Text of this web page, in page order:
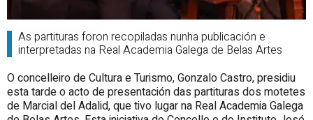
As partituras foron recopiladas nunha publicación e
interpretadas na Real Academia Galega de Belas Artes
O concelleiro de Cultura e Turismo, Gonzalo Castro, presidiu
esta tarde o acto de presentación das partituras dos motetes
de Marcial del Adalid, que tivo lugar na Real Academia Galega